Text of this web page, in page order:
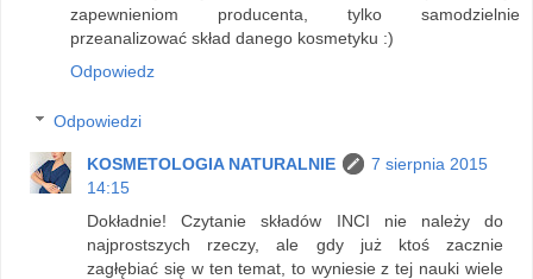
zapewnieniom producenta, tylko samodzielnie
przeanalizować skład danego kosmetyku :)
Odpowiedz
Odpowiedzi
KOSMETOLOGIA NATURALNIE
7 sierpnia 2015
14:15
Dokładnie! Czytanie składów INCI nie należy do
najprostszych rzeczy, ale gdy już ktoś zacznie
zagłębiać się w ten temat, to wyniesie z tej nauki wiele